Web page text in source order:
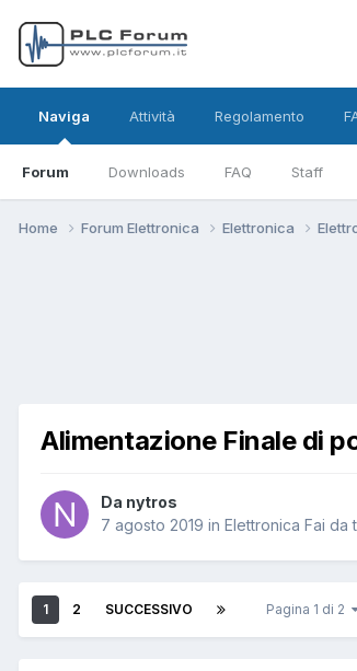
Naviga
Forum Downloads FAQ Staff
Attività Regolamento
Home Forum Elettronica Elettronica
Alimentazione Finale di
Da nytros
7 agosto 2019 in Elettronica Fai da
1 2 SUCCESSIVO Pagina 1 di 2